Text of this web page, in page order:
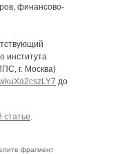
финансово-
института
г. Москва)
до
статье.
фрагмент